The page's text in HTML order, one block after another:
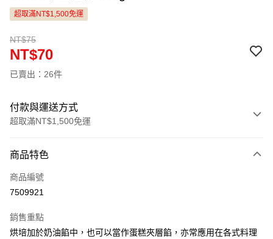
超取滿NT$1,500免運
NT$75
NT$70
已賣出：26件
付款與運送方式
超取滿NT$1,500免運
信用卡一次付款
LINE Pay
悠遊付
商品特色
商品編號
7509921
銷售重點
烘培加於奶油餡中，也可以當作蛋糕夾層餡，亦常應用在各式料理